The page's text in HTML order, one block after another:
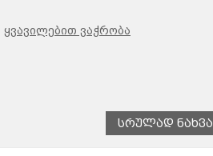
ყვავილებით ვაჭრობა
Სრულად Ნახვა